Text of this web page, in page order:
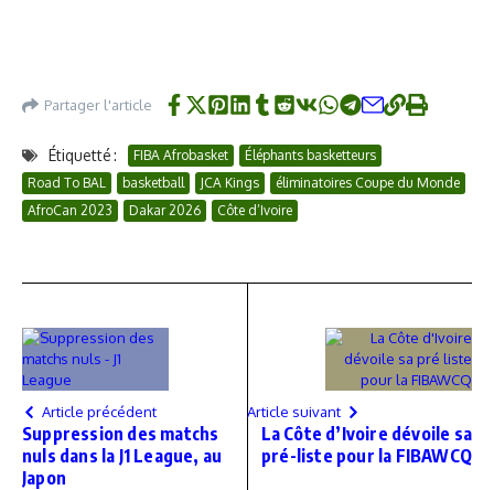
Partager l'article
Étiquetté : FIBA Afrobasket
Éléphants basketteurs
Road To BAL
basketball JCA Kings
éliminatoires Coupe du Monde
AfroCan 2023
Dakar 2026 Côte d’Ivoire
Article précédent
Suppression des matchs
nuls dans la J1 League, au
Japon
Article suivant
La Côte d’Ivoire dévoile sa
pré-liste pour la FIBAWCQ